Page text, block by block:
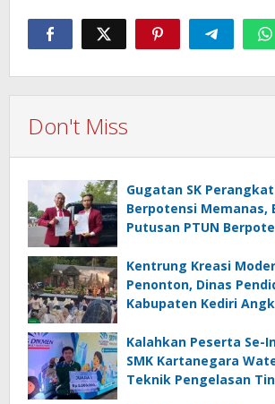
Don't Miss
Gugatan SK Perangkat
Berpotensi Memanas,
Putusan PTUN
Kentrung Kreasi
Penonton, Dinas
Kabupaten Kediri
Kalahkan Peserta Se-
SMK Kartanegara
Teknik Pengelasan